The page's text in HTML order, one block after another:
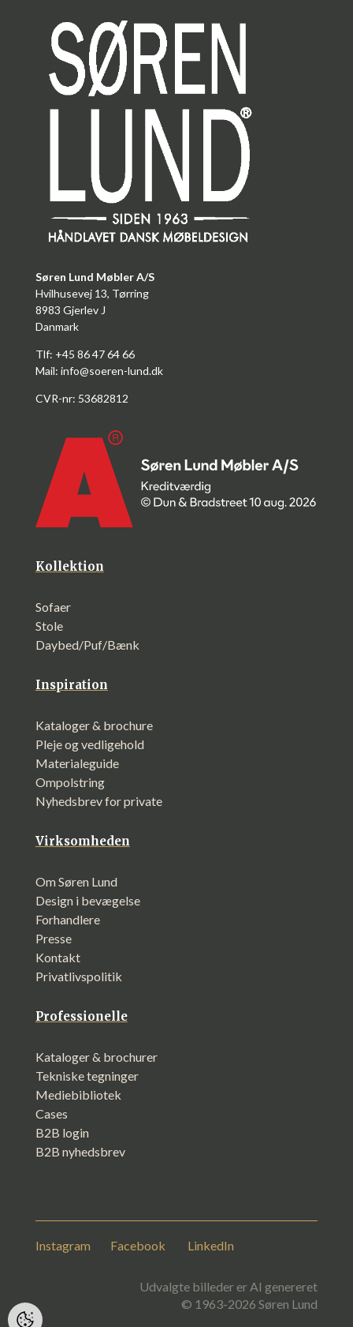
Søren Lund Møbler A/S
Hvilhusevej 13, Tørring
8983 Gjerlev J
Danmark
Tlf: +45 86 47 64 66
Mail: info@soeren-lund.dk
CVR-nr: 53682812
Kollektion
Sofaer
Stole
Daybed/Puf/Bænk
Inspiration
Kataloger & brochure
Pleje og vedligehold
Materialeguide
Ompolstring
Nyhedsbrev for private
Virksomheden
Om Søren Lund
Design i bevægelse
Forhandlere
Presse
Kontakt
Privatlivspolitik
Professionelle
Kataloger & brochurer
Tekniske tegninger
Mediebibliotek
Cases
B2B login
B2B nyhedsbrev
Instagram Facebook LinkedIn
Udvalgte billeder er AI genereret
© 1963-2026 Søren Lund